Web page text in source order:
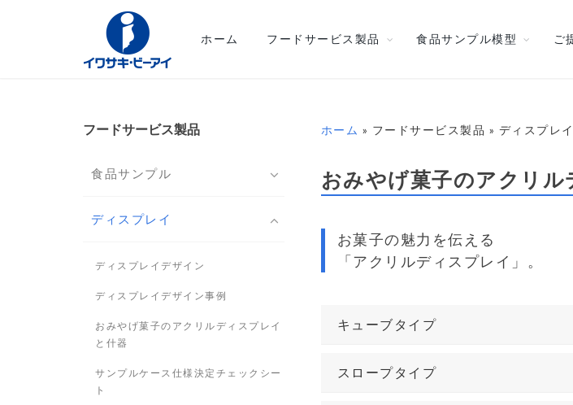
ホーム フードサービス製品 食品サンプル模型 ご
ホーム » フードサービス製品 » ディスプレ
おみやげ菓子のアクリ
お菓子の魅力を伝える
「アクリルディスプレイ」。
キューブタイプ
スロープタイプ
フードサービス製品
食品サンプル
ディスプレイ
ディスプレイデザイン
ディスプレイデザイン事例
おみやげ菓子のアクリルディスプレイ
と什器
サンプルケース仕様決定チェックシー
ト